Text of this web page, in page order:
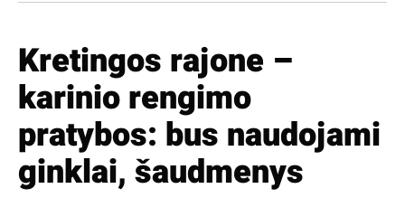
Kretingos rajone –
karinio rengimo
pratybos: bus naudojami
ginklai, šaudmenys